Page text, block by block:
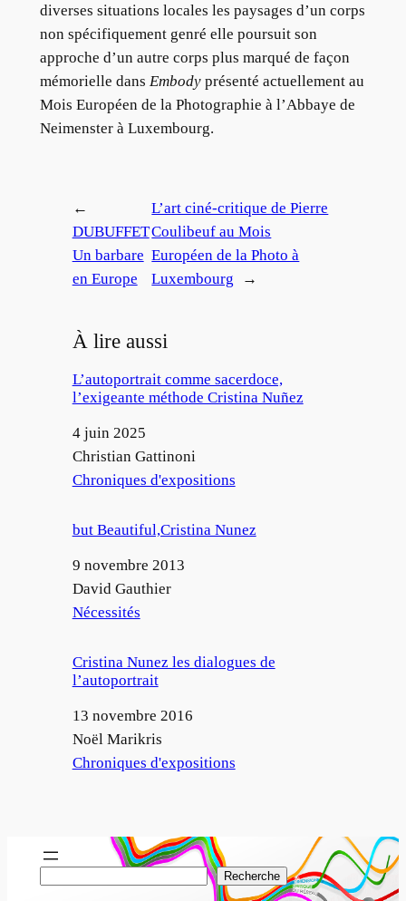
diverses situations locales les paysages d’un corps
non spécifiquement genré elle poursuit son
approche d’un autre corps plus marqué de façon
mémorielle dans Embodyprésenté actuellement au
Mois Européen de la Photographie à l’Abbaye de
Neimenster à Luxembourg.
←
DUBUFFET
Un barbare
en Europe
L’art ciné-critique de Pierre
Coulibeuf au Mois
Européen de la Photo à
Luxembourg
→
À lire aussi
L’autoportrait comme sacerdoce,
l’exigeante méthode Cristina Nuñez
Date
4 juin 2025
Auteur
Christian Gattinoni
Par rapport à
Chroniques d'expositions
but Beautiful,Cristina Nunez
Date
9 novembre 2013
Auteur
David Gauthier
Par rapport à
Nécessités
Cristina Nunez les dialogues de
l’autoportrait
Date
13 novembre 2016
Auteur
Noël Marikris
Par rapport à
Chroniques d'expositions
Recherche